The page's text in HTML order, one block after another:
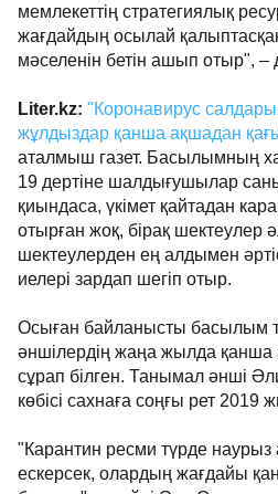
мемлекеттің стратегиялық
жағдайдың осылай
мәселенін бетін ашып отыр",
Liter.kz: "Коронавирус
жұлдыздар қанша ақшадан
аталмыш газет. Басылымның
19 дертіне шалдығушылар
қиындаса, үкімет қайтадан
отырған жоқ, бірақ шектеулер
шектеулерден ең алдымен
иелері зардап шегіп отыр.
Осыған байланысты басылым
әншілердің жаңа жылда
сұрап білген. Танымал әнші
көбісі сахнаға соңғы рет
"Карантин ресми түрде наурыз
ескерсек, олардың жағдайы